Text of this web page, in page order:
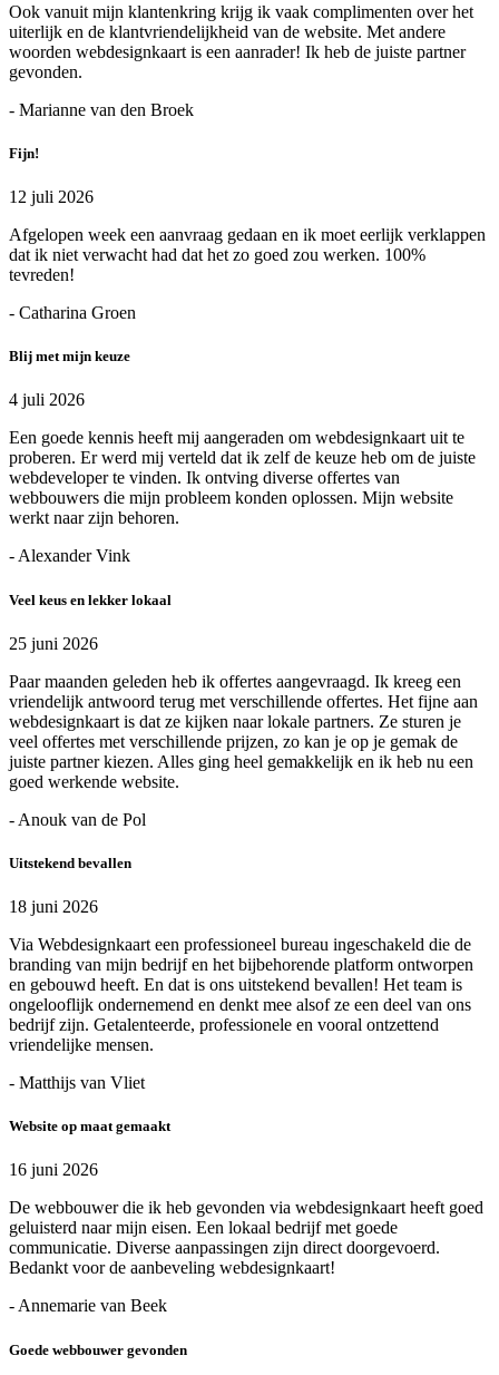
Ook vanuit mijn klantenkring krijg ik vaak complimenten over het
uiterlijk en de klantvriendelijkheid van de website. Met andere
woorden webdesignkaart is een aanrader! Ik heb de juiste partner
gevonden.
- Marianne van den Broek
Fijn!
12 juli 2026
Afgelopen week een aanvraag gedaan en ik moet eerlijk verklappen
dat ik niet verwacht had dat het zo goed zou werken. 100%
tevreden!
- Catharina Groen
Blij met mijn keuze
4 juli 2026
Een goede kennis heeft mij aangeraden om webdesignkaart uit te
proberen. Er werd mij verteld dat ik zelf de keuze heb om de juiste
webdeveloper te vinden. Ik ontving diverse offertes van
webbouwers die mijn probleem konden oplossen. Mijn website
werkt naar zijn behoren.
- Alexander Vink
Veel keus en lekker lokaal
25 juni 2026
Paar maanden geleden heb ik offertes aangevraagd. Ik kreeg een
vriendelijk antwoord terug met verschillende offertes. Het fijne aan
webdesignkaart is dat ze kijken naar lokale partners. Ze sturen je
veel offertes met verschillende prijzen, zo kan je op je gemak de
juiste partner kiezen. Alles ging heel gemakkelijk en ik heb nu een
goed werkende website.
- Anouk van de Pol
Uitstekend bevallen
18 juni 2026
Via Webdesignkaart een professioneel bureau ingeschakeld die de
branding van mijn bedrijf en het bijbehorende platform ontworpen
en gebouwd heeft. En dat is ons uitstekend bevallen! Het team is
ongelooflijk ondernemend en denkt mee alsof ze een deel van ons
bedrijf zijn. Getalenteerde, professionele en vooral ontzettend
vriendelijke mensen.
- Matthijs van Vliet
Website op maat gemaakt
16 juni 2026
De webbouwer die ik heb gevonden via webdesignkaart heeft goed
geluisterd naar mijn eisen. Een lokaal bedrijf met goede
communicatie. Diverse aanpassingen zijn direct doorgevoerd.
Bedankt voor de aanbeveling webdesignkaart!
- Annemarie van Beek
Goede webbouwer gevonden